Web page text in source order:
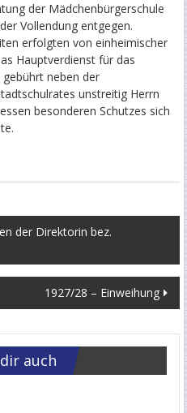
der Mädchenbürgerschule
Vollendung entgegen.
erfolgten von einheimischer
Hauptverdienst für das
neben der
unstreitig Herrn
besonderen Schutzes sich
der Direktorin bez.
1927/28 – Einweihung
auch